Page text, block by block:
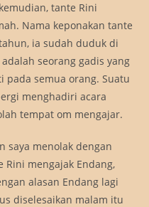
tante Rini
Nama keponakan tante
ia sudah duduk di
seorang gadis yang
pada semua orang. Suatu
menghadiri acara
tempat om mengajar.
saya menolak dengan
Rini mengajak Endang,
alasan Endang lagi
diselesaikan malam itu